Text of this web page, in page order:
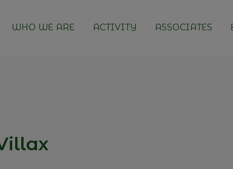
WHO WE ARE ACTIVITY ASSOCIATES